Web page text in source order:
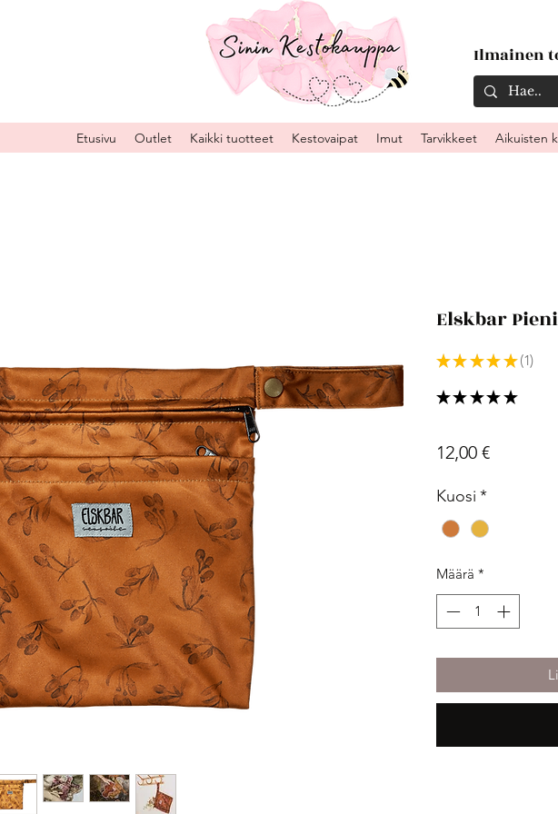
Ilmainen
Etusivu Outlet Kaikki tuotteet Kestovaipat Imut Tarvikkeet Aikuisten
Elskbar
★ ★ ★ ★ ★ 1
1
★ ★ ★ ★ ★
12,00 €Hinta
Kuosi *
Määrä *